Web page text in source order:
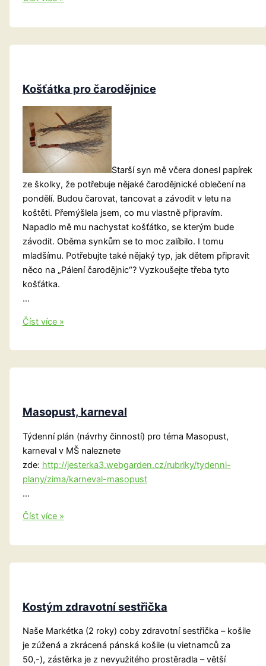
Košťátka pro čarodějnice
Starší syn mě včera donesl papírek
ze školky, že potřebuje nějaké čarodějnické oblečení na
pondělí. Budou čarovat, tancovat a závodit v letu na
koštěti. Přemýšlela jsem, co mu vlastně připravím.
Napadlo mě mu nachystat košťátko, se kterým bude
závodit. Oběma synkům se to moc zalíbilo. I tomu
mladšímu. Potřebujte také nějaký typ, jak dětem připravit
něco na „Pálení čarodějnic“? Vyzkoušejte třeba tyto
košťátka.
…
Košťátka
čarodějnice
Číst více »
Masopust, karneval
Týdenní plán (návrhy činností) pro téma Masopust,
karneval v MŠ naleznete
zde: http://jesterka3.webgarden.cz/rubriky/tydenni-
plany/zima/karneval-masopust
…
Masopust,
Číst více »
Kostým zdravotní sestřička
Naše Markétka (2 roky) coby zdravotní sestřička – košile
je zúžená a zkrácená pánská košile (u vietnamců za
50,-), zástěrka je z nevyužitého prostěradla – větší